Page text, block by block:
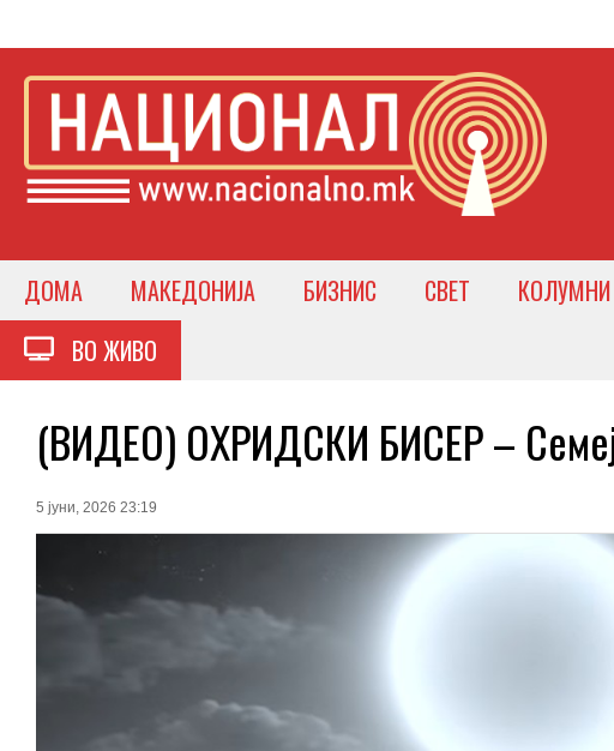
ДОМА МАКЕДОНИЈА БИЗНИС СВЕТ КОЛУМНИ
ВО ЖИВО
(ВИДЕО) ОХРИДСКИ БИСЕР –
5 јуни, 2026 23:19